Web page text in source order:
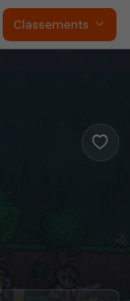
Classements